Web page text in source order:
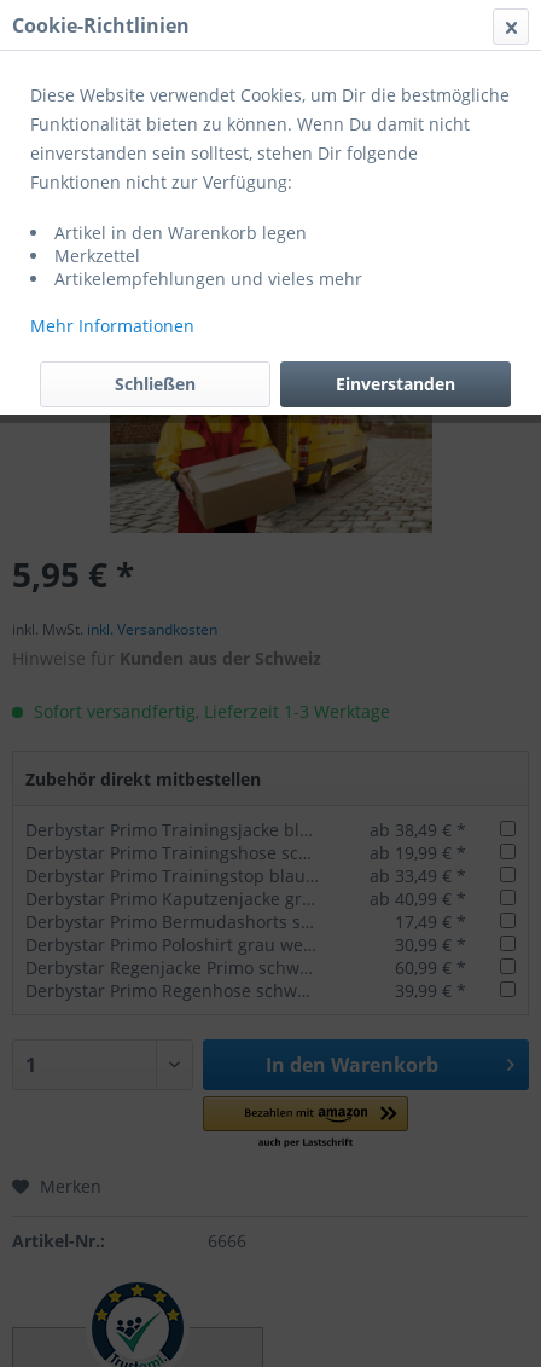
Menü
Übersicht Im Angebot zum Sonderpreis
5,95 € *
inkl. MwSt. inkl. Versandkosten
Hinweise für Kunden aus der Schweiz
Sofort versandfertig, Lieferzeit 1-3 Werktage
Zubehör direkt mitbestellen
Derbystar Primo Trainingsjacke blau weiß (exklusiv für Mitglieder des BSC Güls)
ab 38,49 € *
Derbystar Primo Trainingshose schwarz weiß (exklusiv für Mitglieder des BSC Güls)
ab 19,99 € *
Derbystar Primo Trainingstop blau weiß (exklusiv für Mitglieder des BSC Güls)
ab 33,49 € *
Derbystar Primo Kaputzenjacke grau weiß (exklusiv für Mitglieder des BSC Güls)
ab 40,99 € *
Derbystar Primo Bermudashorts schwarz weiß (exklusiv für Mitglieder des BSC Güls)
17,49 € *
Derbystar Primo Poloshirt grau weiß (exklusiv für Mitglieder des BSC Güls)
30,99 € *
Derbystar Regenjacke Primo schwarz weiß (exklusiv für Mitglieder des BSC Güls)
60,99 € *
Derbystar Primo Regenhose schwarz (exklusiv für Mitglieder des BSC Güls)
39,99 € *
In den Warenkorb
Merken
Artikel-Nr.: 6666
Cookie-Richtlinien
Diese Website verwendet Cookies, um Dir die bestmögliche
Funktionalität bieten zu können. Wenn Du damit nicht
einverstanden sein solltest, stehen Dir folgende
Funktionen nicht zur Verfügung:
Artikel in den Warenkorb legen
Merkzettel
Artikelempfehlungen und vieles mehr
Mehr Informationen
Einverstanden
Schließen